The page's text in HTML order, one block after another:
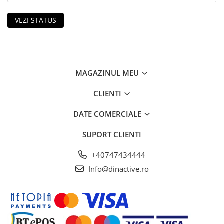
VEZI STATUS
MAGAZINUL MEU
CLIENTI
DATE COMERCIALE
SUPORT CLIENTI
+40747434444
Info@dinactive.ro